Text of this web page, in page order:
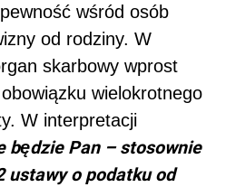
wśród osób
od rodziny. W
skarbowy wprost
wielokrotnego
W interpretacji
będzie Pan – stosownie
ustawy o podatku od